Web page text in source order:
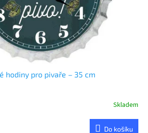
hodiny pro pivaře – 35 cm
Skladem
Do košíku